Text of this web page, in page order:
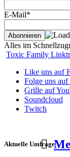
E-Mail*
Alles im
Toxic Family
Like uns auf
Folge uns auf
Grille auf
Soundcloud
Twitch
Aktuelle Umfrage